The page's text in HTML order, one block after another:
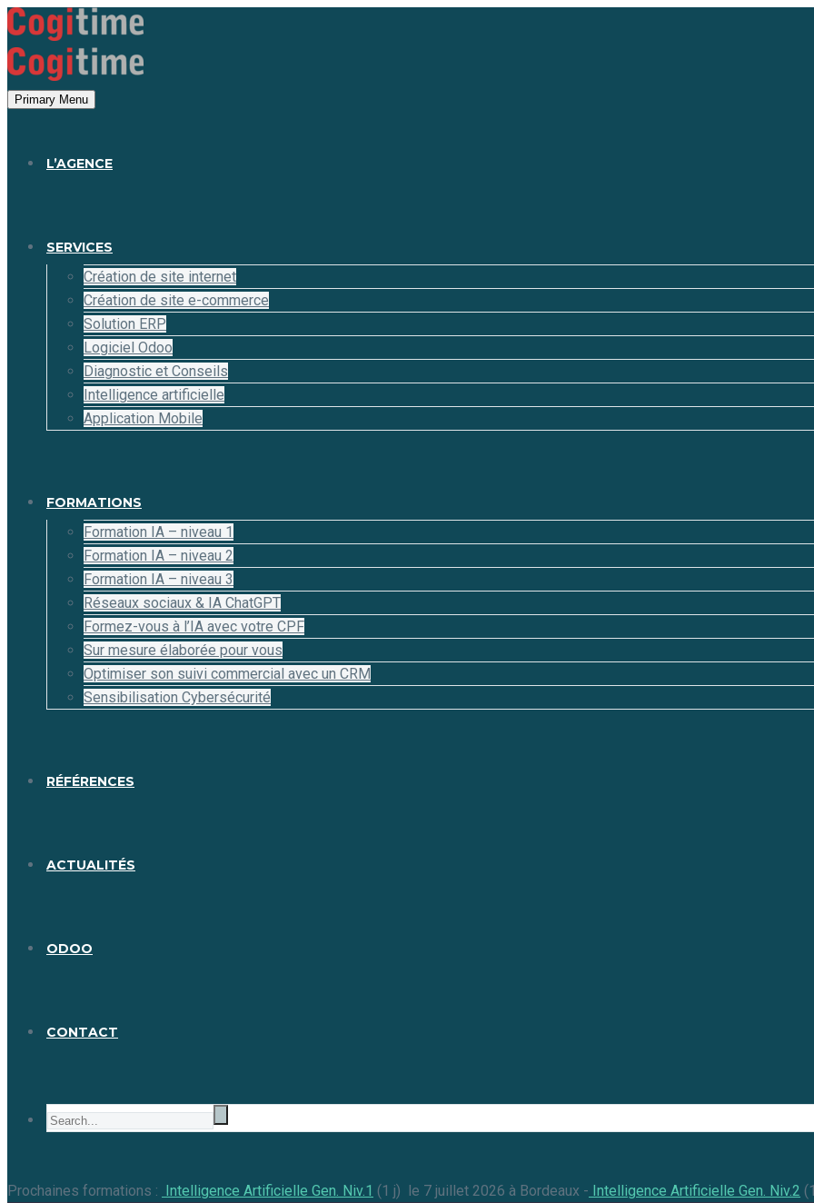
Primary Menu
L’AGENCE
SERVICES
Création de site internet
Création de site e-commerce
Solution ERP
Logiciel Odoo
Diagnostic et Conseils
Intelligence artificielle
Application Mobile
FORMATIONS
Formation IA – niveau 1
Formation IA – niveau 2
Formation IA – niveau 3
Réseaux sociaux & IA ChatGPT
Formez-vous à l’IA avec votre CPF
Sur mesure élaborée pour vous
Optimiser son suivi commercial avec un CRM
Sensibilisation Cybersécurité
RÉFÉRENCES
ACTUALITÉS
ODOO
CONTACT
Prochaines formations : Intelligence Artificielle Gen. Niv.1 (1 j) le 7 juillet 2026 à Bordeaux - Intelligence Artificielle Gen. Niv.2
Panneau de gestion des cookies